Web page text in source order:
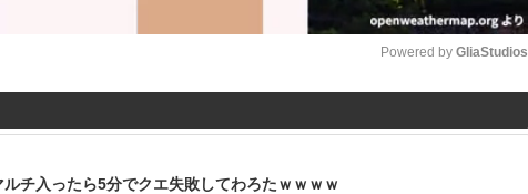
Powered by GliaStudios
ルチ入ったら5分でクエ失敗してわろたｗｗｗｗ